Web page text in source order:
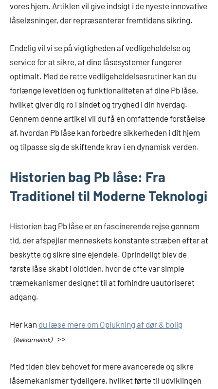
vores hjem. Artiklen vil give indsigt i de nyeste innovative
låseløsninger, der repræsenterer fremtidens sikring.
Endelig vil vi se på vigtigheden af vedligeholdelse og
service for at sikre, at dine låsesystemer fungerer
optimalt. Med de rette vedligeholdelsesrutiner kan du
forlænge levetiden og funktionaliteten af dine Pb låse,
hvilket giver dig ro i sindet og tryghed i din hverdag.
Gennem denne artikel vil du få en omfattende forståelse
af, hvordan Pb låse kan forbedre sikkerheden i dit hjem
og tilpasse sig de skiftende krav i en dynamisk verden.
Historien bag Pb låse: Fra
Traditionel til Moderne Teknologi
Historien bag Pb låse er en fascinerende rejse gennem
tid, der afspejler menneskets konstante stræben efter at
beskytte og sikre sine ejendele. Oprindeligt blev de
første låse skabt i oldtiden, hvor de ofte var simple
træmekanismer designet til at forhindre uautoriseret
adgang.
Her kan du læse mere om Oplukning af dør & bolig
>>
Med tiden blev behovet for mere avancerede og sikre
låsemekanismer tydeligere, hvilket førte til udviklingen